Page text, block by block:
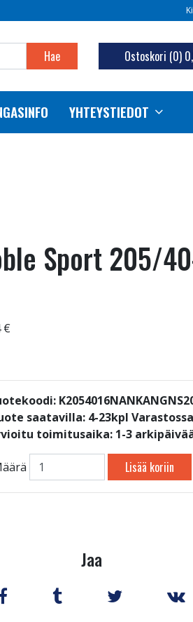
Hae Ostoskori (0)
YHTEYSTIEDOT
Sport 205/
€
saatavilla: 4-23kpl Varastossa
toimitusaika: 1-3
Lisää koriin
Jaa